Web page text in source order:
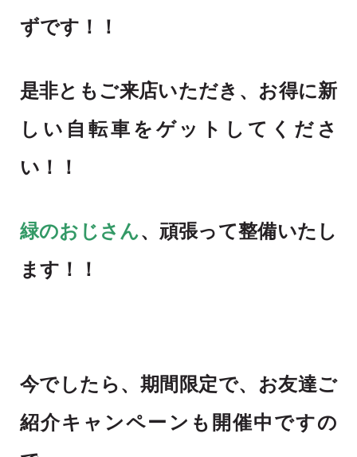
ずです！！
是非ともご来店いただき、お得に新
しい自転車をゲットしてくださ
い！！
緑のおじさん、頑張って整備いたし
ます！！
今でしたら、期間限定で、お友達ご
紹介キャンペーンも開催中ですの